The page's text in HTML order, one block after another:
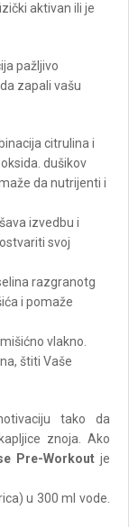
aktivan ili je
pažljivo
zapali vašu
citrulina i
dušikov
da nutrijenti i
izvedbu i
svoj
razgranotg
i pomaže
vlakno.
štiti Vaše
tako da
znoja. Ako
Pre-Workout je
u 300 ml vode.